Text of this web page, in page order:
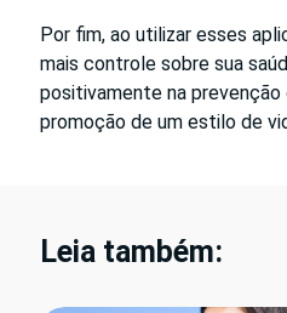
Por fim, ao utilizar esses
mais controle sobre sua
positivamente na prevenção
promoção de um estilo de
Leia também: